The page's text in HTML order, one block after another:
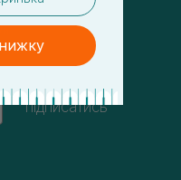
підписатись